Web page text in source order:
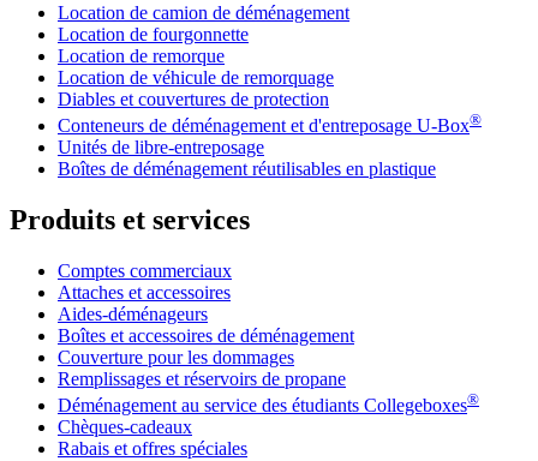
Location de camion de déménagement
Location de fourgonnette
Location de remorque
Location de véhicule de remorquage
Diables et couvertures de protection
Conteneurs de déménagement et d'entreposage U-Box®
Unités de libre-entreposage
Boîtes de déménagement réutilisables en plastique
Produits et services
Comptes commerciaux
Attaches et accessoires
Aides-déménageurs
Boîtes et accessoires de déménagement
Couverture pour les dommages
Remplissages et réservoirs de propane
Déménagement au service des étudiants Collegeboxes®
Chèques-cadeaux
Rabais et offres spéciales